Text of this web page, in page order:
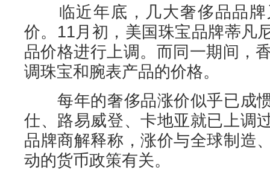
临近年底，几大奢侈品品牌
价。11月初，美国珠宝品牌蒂凡
品价格进行上调。而同一期间，
调珠宝和腕表产品的价格。
每年的奢侈品涨价似乎已成
仕、路易威登、卡地亚就已上调
品牌商解释称，涨价与全球制造
动的货币政策有关。